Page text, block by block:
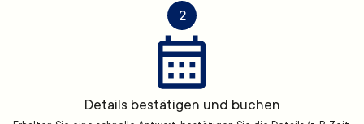
2
Details bestätigen und buchen